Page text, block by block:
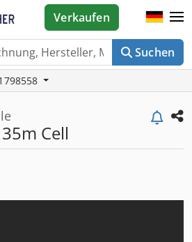
Suchen
Verkaufen
Cell